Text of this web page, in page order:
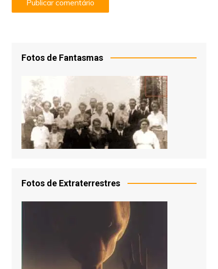
Fotos de Fantasmas
Fotos de Extraterrestres